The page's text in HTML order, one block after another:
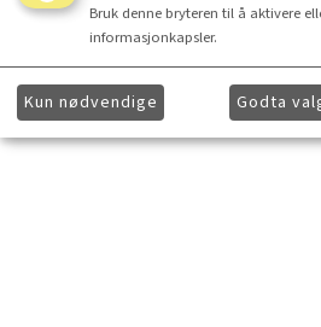
Bruk denne bryteren til å aktivere
informasjonkapsler.
Kun nødvendige Godta